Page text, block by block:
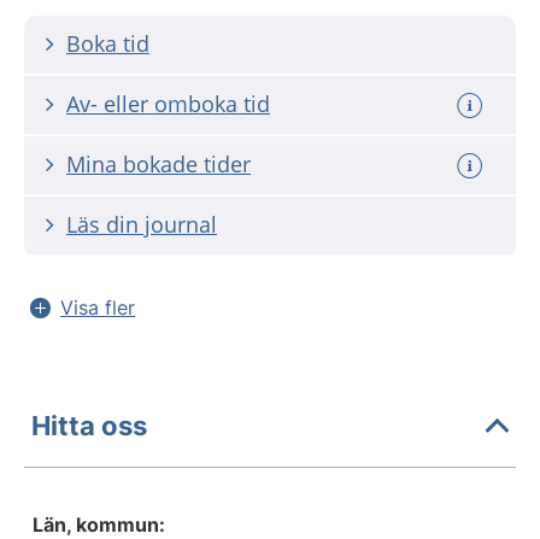
Boka tid
Av- eller omboka tid
Mina bokade tider
Läs din journal
Visa fler
Hitta oss
Län, kommun: